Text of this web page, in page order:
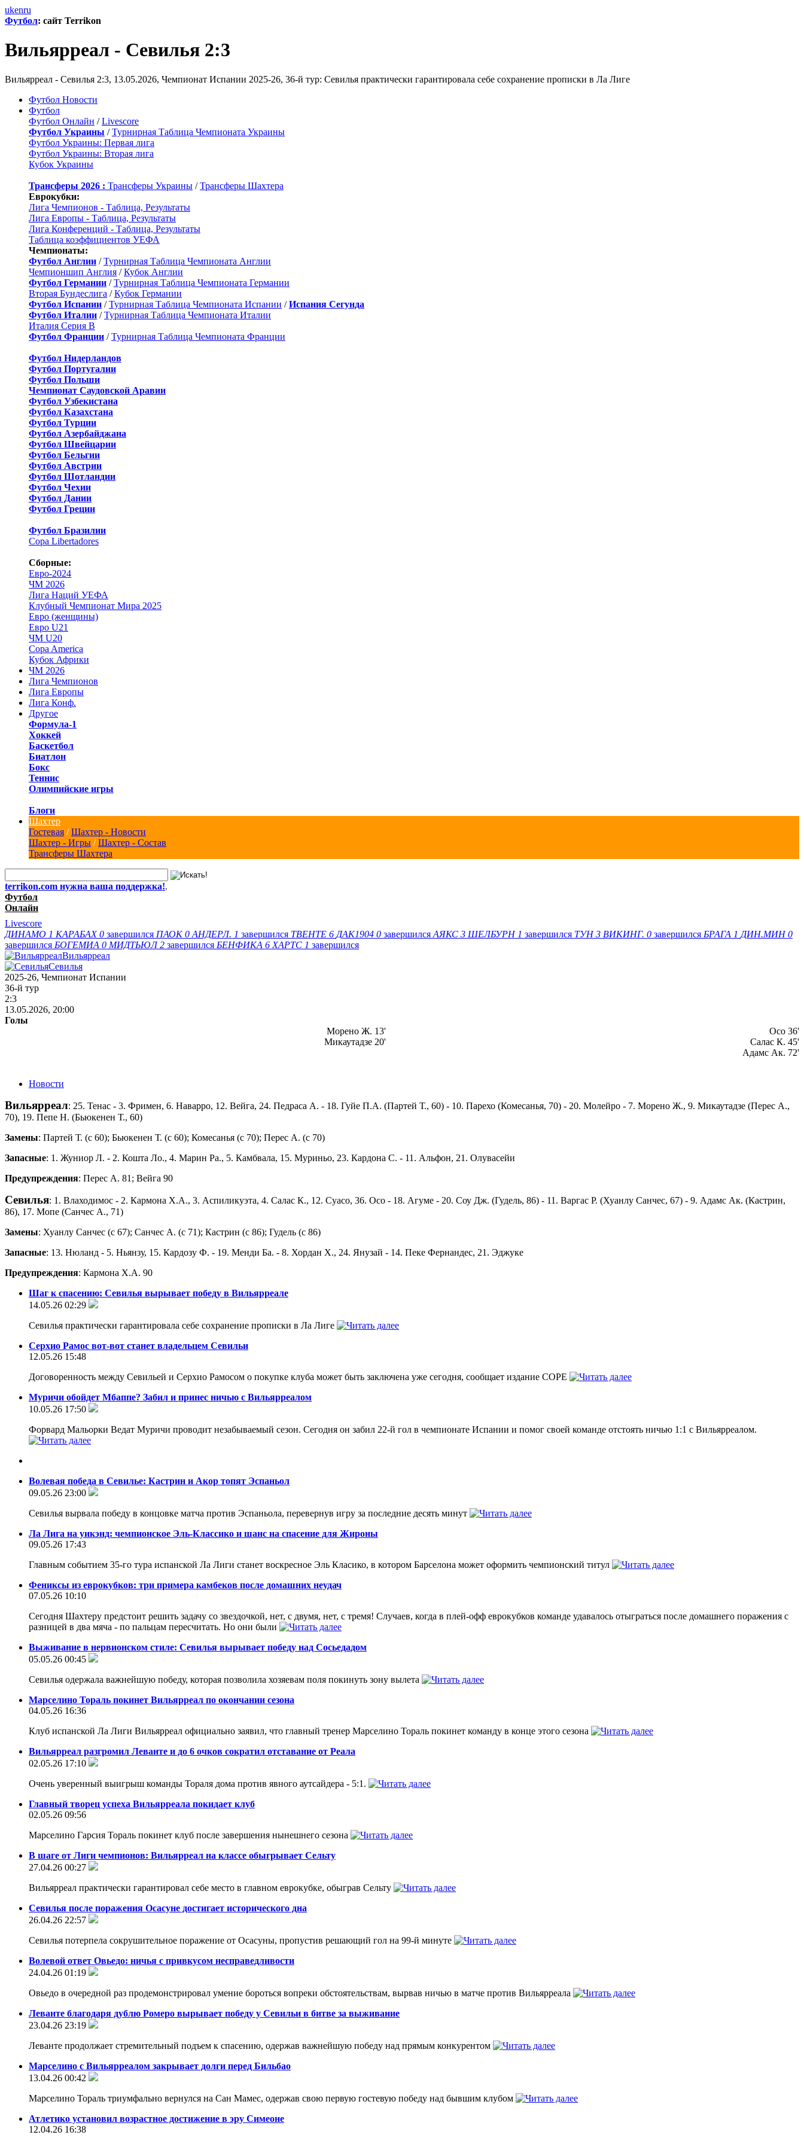
ukenru
Футбол: сайт Terrikon
Вильярреал - Севилья 2:3
Вильярреал - Севилья 2:3, 13.05.2026, Чемпионат Испании 2025-26, 36-й тур: Севилья практически гарантировала себе сохранение прописки в Ла Лиге
Футбол Новости
Футбол
Футбол Онлайн /Livescore
Футбол Украины /Турнирная Таблица Чемпионата Украины
Футбол Украины: Первая лига
Футбол Украины: Вторая лига
Кубок Украины
Трансферы 2026 : Трансферы Украины /Трансферы Шахтера
Еврокубки:
Лига Чемпионов - Таблица, Результаты
Лига Европы - Таблица, Результаты
Лига Конференций - Таблица, Результаты
Таблица коэффициентов УЕФА
Чемпионаты:
Футбол Англии /Турнирная Таблица Чемпионата Англии
Чемпионшип Англия /Кубок Англии
Футбол Германии /Турнирная Таблица Чемпионата Германии
Вторая Бундеслига /Кубок Германии
Футбол Испании /Турнирная Таблица Чемпионата Испании /Испания Сегунда
Футбол Италии /Турнирная Таблица Чемпионата Италии
Италия Серия B
Футбол Франции /Турнирная Таблица Чемпионата Франции
Футбол Нидерландов
Футбол Португалии
Футбол Польши
Чемпионат Саудовской Аравии
Футбол Узбекистана
Футбол Казахстана
Футбол Турции
Футбол Азербайджана
Футбол Швейцарии
Футбол Бельгии
Футбол Австрии
Футбол Шотландии
Футбол Чехии
Футбол Дании
Футбол Греции
Футбол Бразилии
Copa Libertadores
Сборные:
Евро-2024
ЧМ 2026
Лига Наций УЕФА
Клубный Чемпионат Мира 2025
Евро (женщины)
Евро U21
ЧМ U20
Copa America
Кубок Африки
ЧМ 2026
Лига Чемпионов
Лига Европы
Лига Конф.
Другое
Формула-1
Хоккей
Баскетбол
Биатлон
Бокс
Теннис
Олимпийские игры
Блоги
Шахтер
Гостевая /Шахтер - Новости
Шахтер - Игры /Шахтер - Состав
Трансферы Шахтера
terrikon.com нужна ваша поддержка!.
Футбол
Онлайн
Livescore
ДИНАМО 1 КАРАБАХ 0 завершился ПАОК 0 АНДЕРЛ. 1 завершился ТВЕНТЕ 6 ДАК1904 0 завершился АЯКС 3 ШЕЛБУРН 1 завершился ТУН 3 ВИКИНГ. 0 завершился БРАГА 1 ДИН.МИН 0
завершился БОГЕМИА 0 МИДТЬЮЛ 2 завершился БЕНФИКА 6 ХАРТС 1 завершился
Вильярреал
Севилья
2025-26, Чемпионат Испании
36-й тур
2:3
13.05.2026, 20:00
Голы
Морено Ж. 13'
Микаутадзе 20'
Осо 36'
Салас К. 45'
Адамс Ак. 72'
Новости
Вильярреал: 25. Тенас - 3. Фримен, 6. Наварро, 12. Вейга, 24. Педраса А. - 18. Гуйе П.А. (Партей Т., 60) - 10. Парехо (Комесанья, 70) - 20. Молейро - 7. Морено Ж., 9. Микаутадзе (Перес А.,
70), 19. Пепе Н. (Бьюкенен Т., 60)
Замены: Партей Т. (с 60); Бьюкенен Т. (с 60); Комесанья (с 70); Перес А. (с 70)
Запасные: 1. Жуниор Л. - 2. Кошта Ло., 4. Марин Ра., 5. Камбвала, 15. Муриньо, 23. Кардона С. - 11. Альфон, 21. Олувасейи
Предупреждения: Перес А. 81; Вейга 90
Севилья: 1. Влаходимос - 2. Кармона Х.А., 3. Аспиликуэта, 4. Салас К., 12. Суасо, 36. Осо - 18. Агуме - 20. Соу Дж. (Гудель, 86) - 11. Варгас Р. (Хуанлу Санчес, 67) - 9. Адамс Ак. (Кастрин,
86), 17. Мопе (Санчес А., 71)
Замены: Хуанлу Санчес (с 67); Санчес А. (с 71); Кастрин (с 86); Гудель (с 86)
Запасные: 13. Нюланд - 5. Ньянзу, 15. Кардозу Ф. - 19. Менди Ба. - 8. Хордан Х., 24. Янузай - 14. Пеке Фернандес, 21. Эджуке
Предупреждения: Кармона Х.А. 90
Шаг к спасению: Севилья вырывает победу в Вильярреале
14.05.26 02:29
Севилья практически гарантировала себе сохранение прописки в Ла Лиге
Серхио Рамос вот-вот станет владельцем Севильи
12.05.26 15:48
Договоренность между Севильей и Серхио Рамосом о покупке клуба может быть заключена уже сегодня, сообщает издание COPE
Муричи обойдет Мбаппе? Забил и принес ничью с Вильярреалом
10.05.26 17:50
Форвард Мальорки Ведат Муричи проводит незабываемый сезон. Сегодня он забил 22-й гол в чемпионате Испании и помог своей команде отстоять ничью 1:1 с Вильярреалом.
Волевая победа в Севилье: Кастрин и Акор топят Эспаньол
09.05.26 23:00
Севилья вырвала победу в концовке матча против Эспаньола, перевернув игру за последние десять минут
Ла Лига на уикэнд: чемпионское Эль-Классико и шанс на спасение для Жироны
09.05.26 17:43
Главным событием 35-го тура испанской Ла Лиги станет воскресное Эль Класико, в котором Барселона может оформить чемпионский титул
Фениксы из еврокубков: три примера камбеков после домашних неудач
07.05.26 10:10
Сегодня Шахтеру предстоит решить задачу со звездочкой, нет, с двумя, нет, с тремя! Случаев, когда в плей-офф еврокубков команде удавалось отыграться после домашнего поражения с
разницей в два мяча - по пальцам пересчитать. Но они были
Выживание в нервионском стиле: Севилья вырывает победу над Сосьедадом
05.05.26 00:45
Севилья одержала важнейшую победу, которая позволила хозяевам поля покинуть зону вылета
Марселино Тораль покинет Вильярреал по окончании сезона
04.05.26 16:36
Клуб испанской Ла Лиги Вильярреал официально заявил, что главный тренер Марселино Тораль покинет команду в конце этого сезона
Вильярреал разгромил Леванте и до 6 очков сократил отставание от Реала
02.05.26 17:10
Очень уверенный выигрыш команды Тораля дома против явного аутсайдера - 5:1.
Главный творец успеха Вильярреала покидает клуб
02.05.26 09:56
Марселино Гарсия Тораль покинет клуб после завершения нынешнего сезона
В шаге от Лиги чемпионов: Вильярреал на классе обыгрывает Сельту
27.04.26 00:27
Вильярреал практически гарантировал себе место в главном еврокубке, обыграв Сельту
Севилья после поражения Осасуне достигает исторического дна
26.04.26 22:57
Севилья потерпела сокрушительное поражение от Осасуны, пропустив решающий гол на 99-й минуте
Волевой ответ Овьедо: ничья с привкусом несправедливости
24.04.26 01:19
Овьедо в очередной раз продемонстрировал умение бороться вопреки обстоятельствам, вырвав ничью в матче против Вильярреала
Леванте благодаря дублю Ромеро вырывает победу у Севильи в битве за выживание
23.04.26 23:19
Леванте продолжает стремительный подъем к спасению, одержав важнейшую победу над прямым конкурентом
Марселино с Вильярреалом закрывает долги перед Бильбао
13.04.26 00:42
Марселино Тораль триумфально вернулся на Сан Мамес, одержав свою первую гостевую победу над бывшим клубом
Атлетико установил возрастное достижение в эру Симеоне
12.04.26 16:38